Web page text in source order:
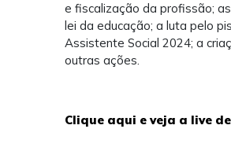
e fiscalização da profissão;
lei da educação; a luta pelo
Assistente Social 2024; a
outras ações.
Clique aqui e veja a live